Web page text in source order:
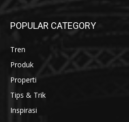
POPULAR CATEGORY
Tren
Produk
Properti
Tips & Trik
Inspirasi